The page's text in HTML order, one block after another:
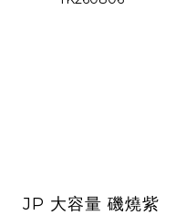
JP 大容量 磯燒紫